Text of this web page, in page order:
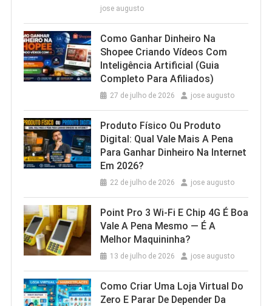
jose augusto
Como Ganhar Dinheiro Na
Shopee Criando Vídeos Com
Inteligência Artificial (Guia
Completo Para Afiliados)
27 de julho de 2026 jose augusto
Produto Físico Ou Produto
Digital: Qual Vale Mais A Pena
Para Ganhar Dinheiro Na Internet
Em 2026?
22 de julho de 2026 jose augusto
Point Pro 3 Wi‑Fi E Chip 4G É Boa
Vale A Pena Mesmo — É A
Melhor Maquininha?
13 de julho de 2026 jose augusto
Como Criar Uma Loja Virtual Do
Zero E Parar De Depender Da